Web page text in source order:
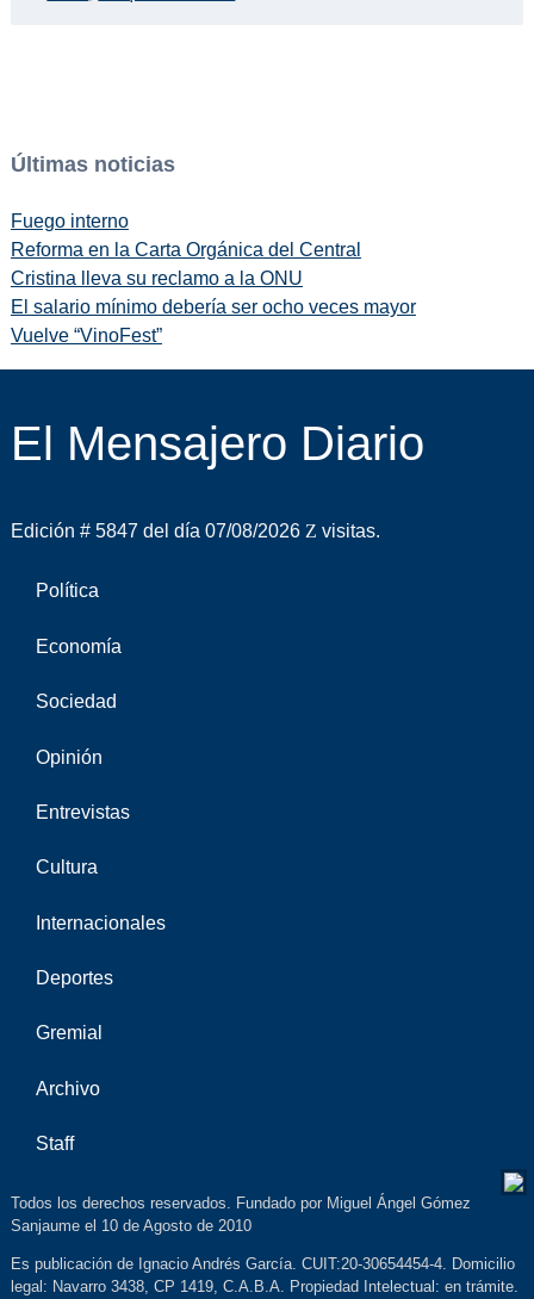
Últimas noticias
Fuego interno
Reforma en la Carta Orgánica del Central
Cristina lleva su reclamo a la ONU
El salario mínimo debería ser ocho veces mayor
Vuelve “VinoFest”
El Mensajero Diario
Edición # 5847 del día 07/08/2026 visitas.
Política
Economía
Sociedad
Opinión
Entrevistas
Cultura
Internacionales
Deportes
Gremial
Archivo
Staff
Todos los derechos reservados. Fundado por Miguel Ángel Gómez
Sanjaume el 10 de Agosto de 2010
Es publicación de Ignacio Andrés García. CUIT:20-30654454-4. Domicilio
legal: Navarro 3438, CP 1419, C.A.B.A. Propiedad Intelectual: en trámite.